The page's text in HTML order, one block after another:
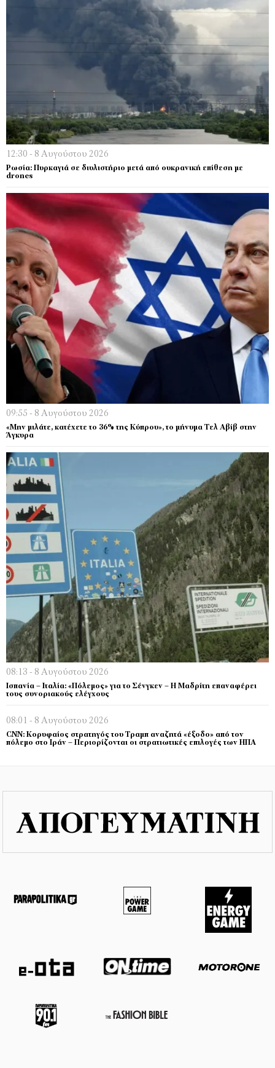
12:30 - 8 Αυγούστου 2026
Ρωσία: Πυρκαγιά σε διυλιστήριο μετά από ουκρανική επίθεση με
drones
09:55 - 8 Αυγούστου 2026
«Μην μιλάτε, κατέχετε το 36% της Κύπρου», το μήνυμα Τελ Αβίβ στην
Άγκυρα
08:13 - 8 Αυγούστου 2026
Ισπανία – Ιταλία: «Πόλεμος» για το Σένγκεν – Η Μαδρίτη επαναφέρει
τους συνοριακούς ελέγχους
08:01 - 8 Αυγούστου 2026
CNN: Κορυφαίος στρατηγός του Τραμπ αναζητά «έξοδο» από τον
πόλεμο στο Ιράν – Περιορίζονται οι στρατιωτικές επιλογές των ΗΠΑ